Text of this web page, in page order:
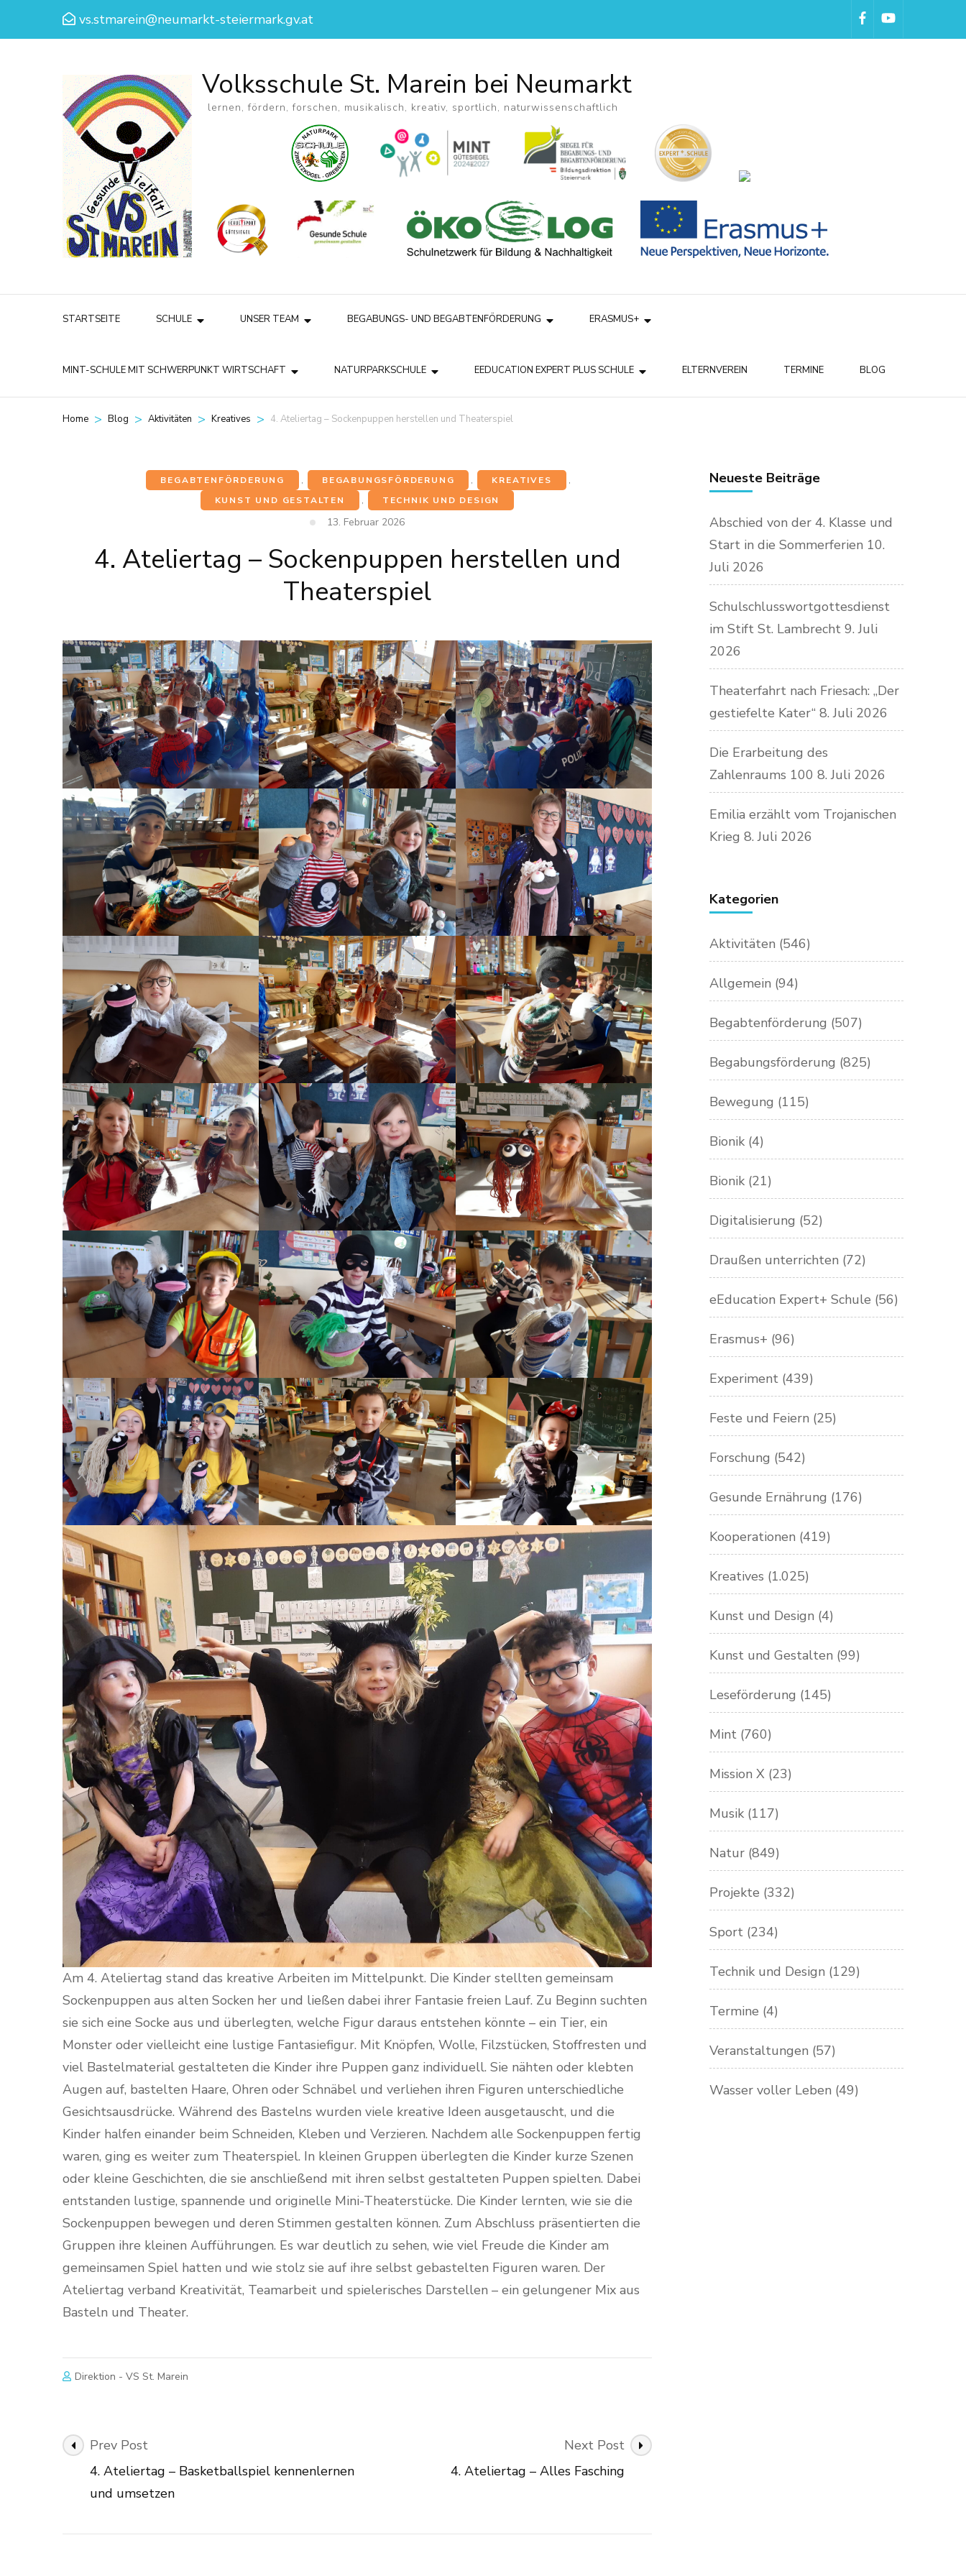
vs.stmarein@neumarkt-steiermark.gv.at
Volksschule St. Marein bei Neumarkt
lernen, fördern, forschen, musikalisch, kreativ, sportlich, naturwissenschaftlich
STARTSEITE SCHULE UNSER TEAM BEGABUNGS- UND BEGABTENFÖRDERUNG ERASMUS+
MINT-SCHULE MIT SCHWERPUNKT WIRTSCHAFT NATURPARKSCHULE EEDUCATION EXPERT PLUS SCHULE ELTERNVEREIN TERMINE BLOG
Home > Blog > Aktivitäten > Kreatives > 4. Ateliertag – Sockenpuppen herstellen und Theaterspiel
BEGABTENFÖRDERUNG , BEGABUNGSFÖRDERUNG , KREATIVES
,
KUNST UND GESTALTEN
, TECHNIK UND DESIGN
13. Februar 2026
4. Ateliertag – Sockenpuppen herstellen und
Theaterspiel
Am 4. Ateliertag stand das kreative Arbeiten im Mittelpunkt. Die Kinder stellten gemeinsam
Sockenpuppen aus alten Socken her und ließen dabei ihrer Fantasie freien Lauf. Zu Beginn suchten
sie sich eine Socke aus und überlegten, welche Figur daraus entstehen könnte – ein Tier, ein
Monster oder vielleicht eine lustige Fantasiefigur. Mit Knöpfen, Wolle, Filzstücken, Stoffresten und
viel Bastelmaterial gestalteten die Kinder ihre Puppen ganz individuell. Sie nähten oder klebten
Augen auf, bastelten Haare, Ohren oder Schnäbel und verliehen ihren Figuren unterschiedliche
Gesichtsausdrücke. Während des Bastelns wurden viele kreative Ideen ausgetauscht, und die
Kinder halfen einander beim Schneiden, Kleben und Verzieren. Nachdem alle Sockenpuppen fertig
waren, ging es weiter zum Theaterspiel. In kleinen Gruppen überlegten die Kinder kurze Szenen
oder kleine Geschichten, die sie anschließend mit ihren selbst gestalteten Puppen spielten. Dabei
entstanden lustige, spannende und originelle Mini-Theaterstücke. Die Kinder lernten, wie sie die
Sockenpuppen bewegen und deren Stimmen gestalten können. Zum Abschluss präsentierten die
Gruppen ihre kleinen Aufführungen. Es war deutlich zu sehen, wie viel Freude die Kinder am
gemeinsamen Spiel hatten und wie stolz sie auf ihre selbst gebastelten Figuren waren. Der
Ateliertag verband Kreativität, Teamarbeit und spielerisches Darstellen – ein gelungener Mix aus
Basteln und Theater.
Direktion - VS St. Marein
Post
Navigation
Prev Post
4. Ateliertag – Basketballspiel kennenlernen
und umsetzen
Next Post
4. Ateliertag – Alles Fasching
Neueste Beiträge
Abschied von der 4. Klasse und
Start in die Sommerferien 10.
Juli 2026
Schulschlusswortgottesdienst
im Stift St. Lambrecht 9. Juli
2026
Theaterfahrt nach Friesach: „Der
gestiefelte Kater“ 8. Juli 2026
Die Erarbeitung des
Zahlenraums 100 8. Juli 2026
Emilia erzählt vom Trojanischen
Krieg 8. Juli 2026
Kategorien
Aktivitäten (546)
Allgemein (94)
Begabtenförderung (507)
Begabungsförderung (825)
Bewegung (115)
Bionik (4)
Bionik (21)
Digitalisierung (52)
Draußen unterrichten (72)
eEducation Expert+ Schule (56)
Erasmus+ (96)
Experiment (439)
Feste und Feiern (25)
Forschung (542)
Gesunde Ernährung (176)
Kooperationen (419)
Kreatives (1.025)
Kunst und Design (4)
Kunst und Gestalten (99)
Leseförderung (145)
Mint (760)
Mission X (23)
Musik (117)
Natur (849)
Projekte (332)
Sport (234)
Technik und Design (129)
Termine (4)
Veranstaltungen (57)
Wasser voller Leben (49)